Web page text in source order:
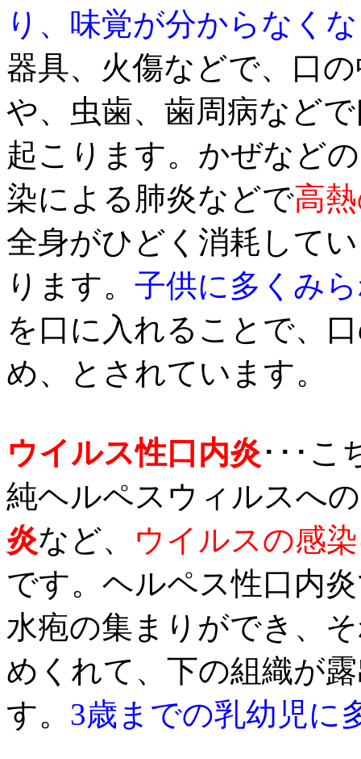
り、味覚が分からなく
器具、火傷などで、口
や、虫歯、歯周病など
起こります。かぜなどの
染による肺炎などで高
全身がひどく消耗して
ります。 子供に多くみ
を口に入れることで、
め、とされています。
ウイルス性口内炎･･･こ
純ヘルペスウィルスへ
炎など、 ウイルスの感
です。ヘルペス性口内
水疱の集まりができ、
めくれて、下の組織が
す。 3歳までの乳幼児に